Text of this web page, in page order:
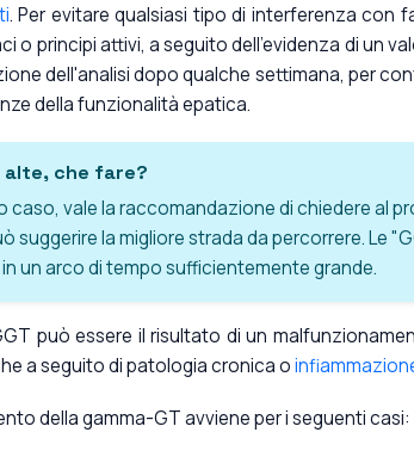
. Per evitare qualsiasi tipo di interferenza con
o principi attivi, a seguito dell'evidenza di un
dell'analisi dopo qualche settimana, per
della funzionalità epatica.
alte, che fare?
caso, vale la raccomandazione di chiedere al
suggerire la migliore strada da percorrere. Le
un arco di tempo sufficientemente grande.
può essere il risultato di un
a seguito di patologia cronica o
della gamma-GT avviene per i seguenti casi: